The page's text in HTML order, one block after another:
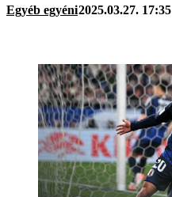
Egyéb egyéni2025.03.27. 17:35